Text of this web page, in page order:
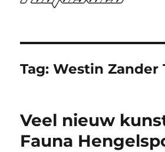
Tag:Westin Zander
Veel nieuw
Fauna